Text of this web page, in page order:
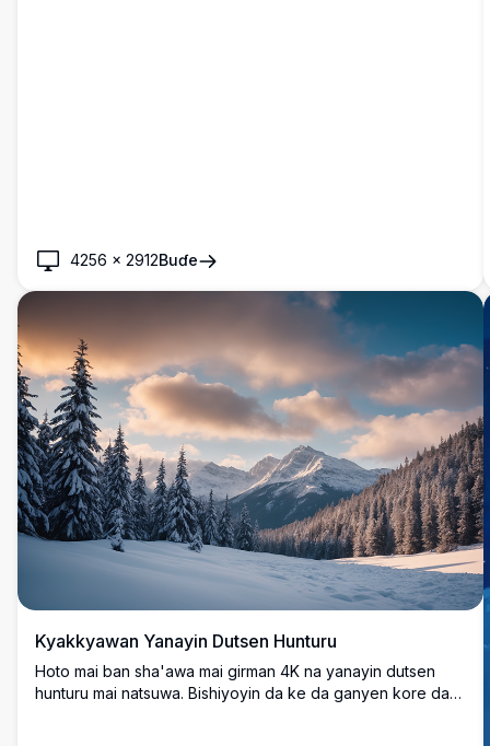
4256 × 2912Buɗe
Kyakkyawan Yanayin Dutsen Hunturu
Hoto mai ban sha'awa mai girman 4K na yanayin dutsen
hunturu mai natsuwa. Bishiyoyin da ke da ganyen kore da